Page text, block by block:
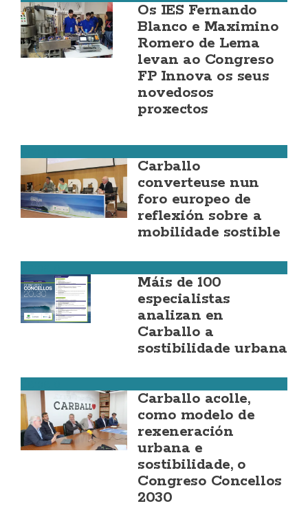
Os IES Fernando
Blanco e Maximino
Romero de Lema
levan ao Congreso
FP Innova os seus
novedosos
proxectos
Carballo
converteuse nun
foro europeo de
reflexión sobre a
mobilidade sostible
Máis de 100
especialistas
analizan en
Carballo a
sostibilidade urbana
Carballo acolle,
como modelo de
rexeneración
urbana e
sostibilidade, o
Congreso Concellos
2030